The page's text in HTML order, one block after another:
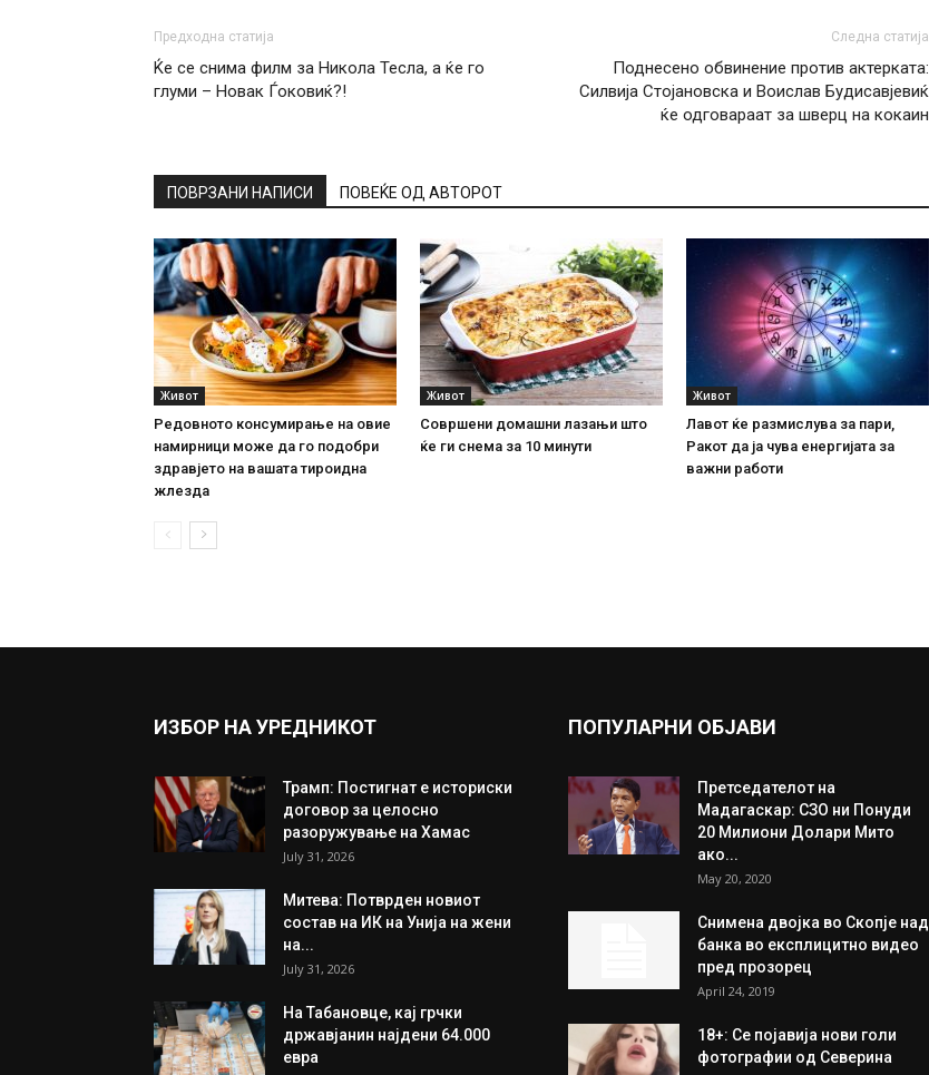
Предходна статија
Ќе се снима филм за Никола Тесла, а ќе го
глуми – Новак Ѓоковиќ?!
Следна статија
Поднесено обвинение против актерката:
Силвија Стојановска и Воислав Будисавјевиќ
ќе одговараат за шверц на кокаин
ПОВРЗАНИ НАПИСИ ПОВЕЌЕ ОД АВТОРОТ
Живот
Редовното консумирање на овие
намирници може да го подобри
здравјето на вашата тироидна
жлезда
Живот
Совршени домашни лазањи што
ќе ги снема за 10 минути
Живот
Лавот ќе размислува за пари,
Ракот да ја чува енергијата за
важни работи
ИЗБОР НА УРЕДНИКОТ
Трамп: Постигнат е историски
договор за целосно
разоружување на Хамас
July 31, 2026
Митева: Потврден новиот
состав на ИК на Унија на жени
на...
July 31, 2026
На Табановце, кај грчки
државјанин најдени 64.000
евра
ПОПУЛАРНИ ОБЈАВИ
Претседателот на
Мадагаскар: СЗО ни Понуди
20 Милиони Долари Мито
ако...
May 20, 2020
Снимена двојка во Скопје над
банка во експлицитно видео
пред прозорец
April 24, 2019
18+: Се појавија нови голи
фотографии од Северина